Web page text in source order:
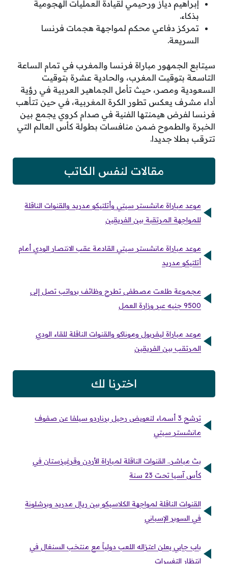
إبراهيم دياز ورحيمي لقيادة العمليات الهجومية
بذكاء.
تمركز دفاعي محكم لمواجهة هجمات فرنسا
السريعة.
سيتابع الجمهور مباراة فرنسا والمغرب في تمام الساعة
التاسعة بتوقيت المغرب، والحادية عشرة بتوقيت
السعودية ومصر، حيث تأمل الجماهير العربية في رؤية
أداء مشرف يعكس تطور الكرة المغربية، في حين تتأهب
فرنسا لفرض هيمنتها الفنية في صدام كروي يجمع بين
الخبرة والطموح ضمن منافسات بطولة كأس العالم التي
تترقب بطلا جديدا.
مقالات لنفس الكاتب
موعد مباراة مانشستر سيتي وأتلتيكو مدريد والقنوات الناقلة
للمواجهة المرتقبة بين الفريقين
موعد مباراة مانشستر سيتي القادمة عقب الانتصار الودي أمام
أتلتيكو مدريد
مجموعة طلعت مصطفى تطرح وظائف برواتب تصل إلى
9500 جنيه عبر وزارة العمل
موعد مباراة ليفربول وموناكو والقنوات الناقلة للقاء الودي
المرتقب بين الفريقين
اخترنا لك
ترشح 3 أسماء لتعويض رحيل برناردو سيلفا عن صفوف
مانشستر سيتي
بث مباشر.. القنوات الناقلة لمباراة الأردن وقرغيزستان في
كأس آسيا تحت 23 سنة
القنوات الناقلة لمواجهة الكلاسيكو بين ريال مدريد وبرشلونة
في السوبر الإسباني
باب جايي يعلن اعتزاله اللعب دولياً مع منتخب السنغال في
انتظار التغييرات